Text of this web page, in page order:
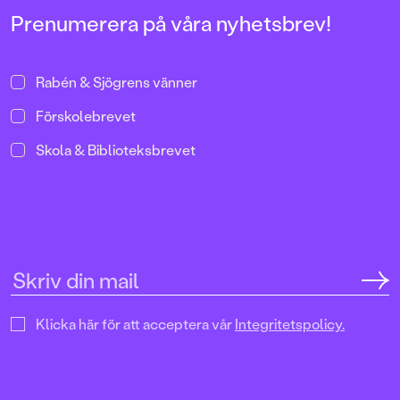
Prenumerera på våra nyhetsbrev!
Rabén & Sjögrens vänner
Förskolebrevet
Skola & Biblioteksbrevet
Klicka här för att acceptera vårIntegritetspolicy.